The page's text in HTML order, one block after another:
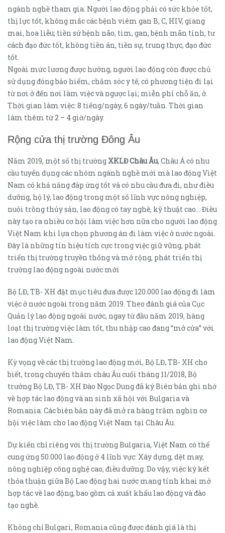
ngành nghề tham gia. Người lao động phải có sức khỏe tốt,
thị lực tốt, không mắc các bệnh viêm gan B, C, HIV, giang
mai, hoa liễu; tiền sử bệnh não, tim, gan, bệnh mãn tính; tư
cách đạo đức tốt, không tiền án, tiền sự, trung thực, đạo đức
tốt.
Ngoài mức lương được hưởng, người lao động còn được chủ
sử dụng đóng bảo hiểm, chăm sóc y tế; có phương tiện đi lại
từ nơi ở đến nơi làm việc và ngược lại; miễn phí chỗ ăn, ở.
Thời gian làm việc: 8 tiếng/ngày, 6 ngày/tuần. Thời gian
làm thêm từ 2 – 4 giờ/ngày.
Rộng cửa thị trường Đông Âu
Năm 2019, một số thị trườngXKLĐ Châu Âu, Châu Á có nhu
cầu tuyển dụng các nhóm ngành nghề mới mà lao động Việt
Nam có khả năng đáp ứng tốt và có nhu cầu đưa đi, như điều
dưỡng, hộ lý, lao động trong một số lĩnh vực nông nghiệp,
nuôi trồng thủy sản, lao động có tay nghề, kỹ thuật cao… Điều
này tạo ra nhiều cơ hội làm việc hơn nữa cho người lao động
Việt Nam khi lựa chọn phương án đi làm việc ở nước ngoài.
Đây là những tín hiệu tích cực trong việc giữ vững, phát
triển thị trường truyền thống và mở rộng, phát triển thị
trường lao động ngoài nước mới
Bộ LĐ, TB- XH đặt mục tiêu đưa được 120.000 lao động đi làm
việc ở nước ngoài trong năm 2019. Theo đánh giá của Cục
Quản lý lao động ngoài nước, ngay từ đầu năm 2019, hàng
loạt thị trường việc làm tốt, thu nhập cao đang “mở cửa” với
lao động Việt Nam.
Kỳ vọng về các thị trường lao động mới, Bộ LĐ, TB- XH cho
biết, trong chuyến thăm châu Âu cuối tháng 11/2018, Bộ
trưởng Bộ LĐ, TB- XH Đào Ngọc Dung đã ký Biên bản ghi nhớ
về hợp tác lao động và an sinh xã hội với Bulgaria và
Romania. Các biên bản này đã mở ra hàng trăm nghìn cơ
hội việc làm cho lao động Việt Nam tại Châu Âu.
Dự kiến chỉ riêng với thị trường Bulgaria, Việt Nam có thể
cung ứng 50.000 lao động ở 4 lĩnh vực: Xây dựng, dệt may,
nông nghiệp công nghệ cao, điều dưỡng. Do vậy, việc ký kết
thỏa thuận giữa Bộ Lao động hai nước mang tính khai mở
hợp tác về lao động, bao gồm cả xuất khẩu lao động và đào
tạo nghề.
Không chỉ Bulgari, Romania cũng được đánh giá là thị